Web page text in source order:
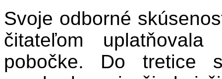
Svoje odborné
čitateľom
pobočke. Do tretice